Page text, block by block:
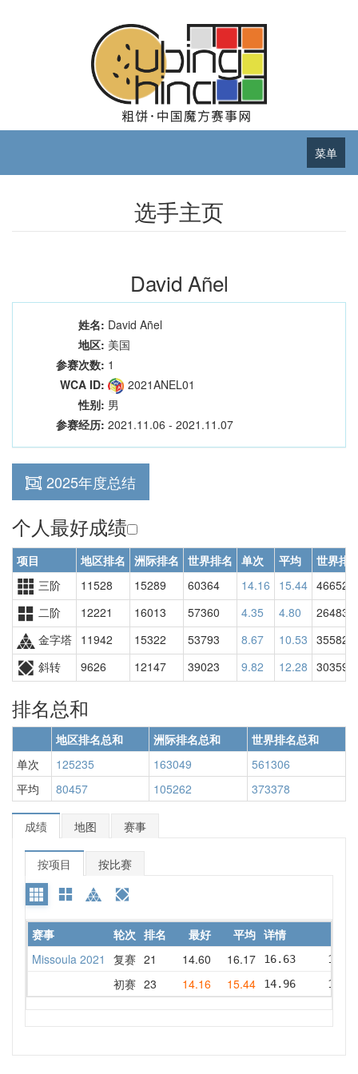
菜单
选手主页
David Añel
姓名: David Añel
地区: 美国
参赛次数: 1
WCA ID:
2021ANEL01
性别: 男
参赛经历: 2021.11.06 - 2021.11.07
2025年度总结
个人最好成绩
项目 地区排名 洲际排名 世界排名 单次 平均
世界排
三阶
11528 15289 60364 14.16 15.44 46652
二阶
12221 16013 57360 4.35 4.80
26483
金字塔 11942 15322 53793 8.67 10.53 35582
斜转
9626 12147 39023 9.82 12.28 30359
排名总和
地区排名总和 洲际排名总和
世界排名总和
单次
125235 163049
561306
平均
80457 105262 373378
成绩 地图 赛事
按项目 按比赛
赛事 轮次 排名 最好 平均 详情
Missoula 2021
复赛 21 14.60 16.17 16.63
初赛 23 14.16 15.44 14.96